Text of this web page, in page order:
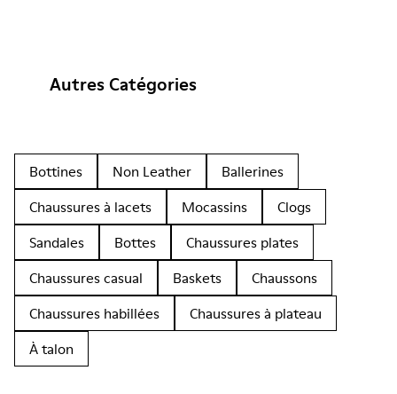
Autres Catégories
Bottines Non Leather
Ballerines
Chaussures à lacets
Mocassins
Clogs
Sandales
Bottes
Chaussures plates
Chaussures casual
Baskets
Chaussons
Chaussures habillées
Chaussures à plateau
À talon